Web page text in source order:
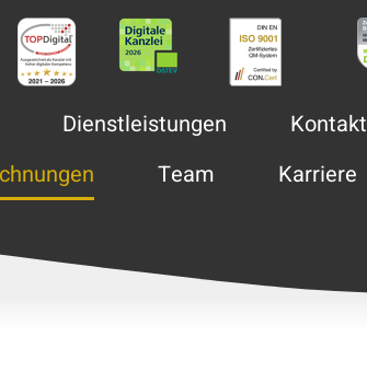
Dienstleistungen
Kontakt
Team Karriere